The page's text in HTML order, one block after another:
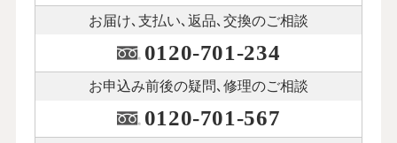
お届け､支払い､ 返品､交換のご相談
0120-701-234
お申込み前後の疑問､修理のご相談
0120-701-567